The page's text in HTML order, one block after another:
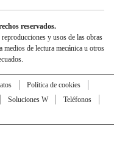
reservados.
y usos de las obras
medios de lectura mecánica u otros
Política de cookies
Soluciones W
Teléfonos